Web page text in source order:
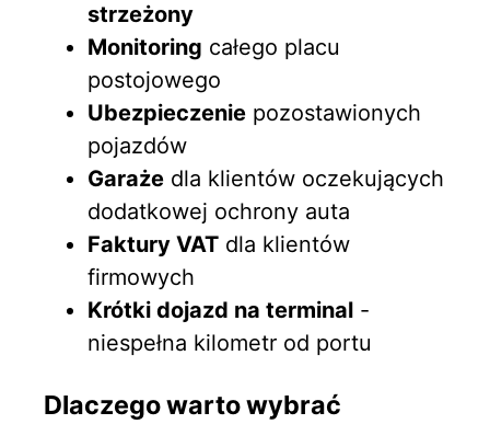
strzeżony
Monitoring całego placu
postojowego
Ubezpieczenie pozostawionych
pojazdów
Garaże dla klientów oczekujących
dodatkowej ochrony auta
Faktury VAT dla klientów
firmowych
Krótki dojazd na terminal -
niespełna kilometr od portu
Dlaczego warto wybrać